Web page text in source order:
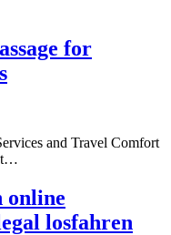
for
and Travel Comfort
online
losfahren